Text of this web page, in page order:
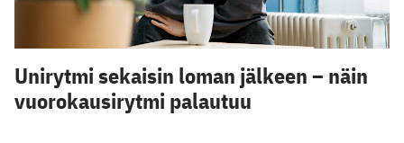
Unirytmi sekaisin loman jälkeen – näin
vuorokausirytmi palautuu